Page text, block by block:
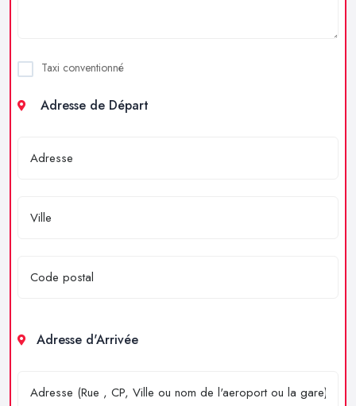
Taxi conventionné
Adresse de Départ
Adresse d'Arrivée